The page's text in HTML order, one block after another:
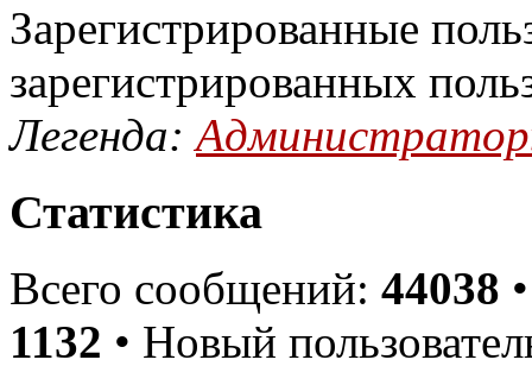
Зарегистрированные
зарегистрированных
Легенда:
Статистика
Всего сообщений: 44038
1132 • Новый